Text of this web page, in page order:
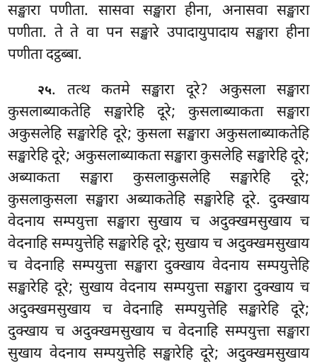
सङ्खारा पणीता. सासवा सङ्खारा हीना, अनासवा सङ्खारा
पणीता. ते ते वा पन सङ्खारे उपादायुपादाय सङ्खारा हीना
पणीता दट्ठब्बा.
२५. तत्थ कतमे सङ्खारा दूरे? अकुसला सङ्खारा
कुसलाब्याकतेहि सङ्खारेहि दूरे; कुसलाब्याकता सङ्खारा
अकुसलेहि सङ्खारेहि दूरे; कुसला सङ्खारा अकुसलाब्याकतेहि
सङ्खारेहि दूरे; अकुसलाब्याकता सङ्खारा कुसलेहि सङ्खारेहि दूरे;
अब्याकता सङ्खारा कुसलाकुसलेहि सङ्खारेहि दूरे;
कुसलाकुसला सङ्खारा अब्याकतेहि सङ्खारेहि दूरे. दुक्खाय
वेदनाय सम्पयुत्ता सङ्खारा सुखाय च अदुक्खमसुखाय च
वेदनाहि सम्पयुत्तेहि सङ्खारेहि दूरे; सुखाय च अदुक्खमसुखाय
च वेदनाहि सम्पयुत्ता सङ्खारा दुक्खाय वेदनाय सम्पयुत्तेहि
सङ्खारेहि दूरे; सुखाय वेदनाय सम्पयुत्ता सङ्खारा दुक्खाय च
अदुक्खमसुखाय च वेदनाहि सम्पयुत्तेहि सङ्खारेहि दूरे;
दुक्खाय च अदुक्खमसुखाय च वेदनाहि सम्पयुत्ता सङ्खारा
सुखाय वेदनाय सम्पयुत्तेहि सङ्खारेहि दूरे; अदुक्खमसुखाय